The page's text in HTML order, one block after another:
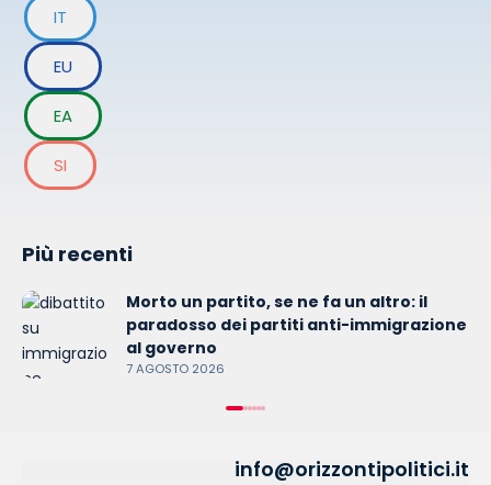
IT
EU
EA
SI
Più recenti
Morto un partito, se ne fa un altro: il
paradosso dei partiti anti-immigrazione
al governo
7 AGOSTO 2026
info@orizzontipolitici.it